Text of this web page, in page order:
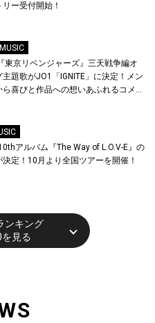
ー受付開始！
MUSIC
東京リベンジャーズ』三天戦争編オ
主題歌がJO1「IGNITE」に決定！メン
喜びと作品への想いあふれるコメン
月に東京・大阪で先行上映会を開
アルバム『The Way of L.O.V-E』の
決定！10月より全国ツアーを開催！
ンキング
見る